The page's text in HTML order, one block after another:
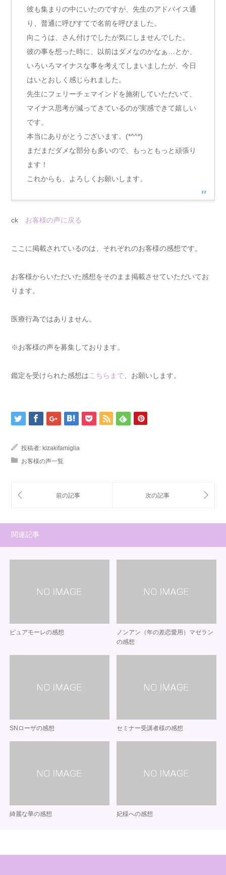
彼も集まりの中にいたのですが、先生のアドバイス通
り、普通に呼びすてで名前を呼びました。
向こうは、さん付けでしたが気にしませんでした。
彼の事を想った時に、以前はダメなのかなぁ…とか、
いろいろマイナスな事を考えてしまいましたが、今日
はいとおしく感じられました。
先生にフェリーチェマインドを施術していただいて、
マイナス思考が減ってきているのが実感できて嬉しい
です。
本当にありがとうございます。(*^^*)
まだまだダメな部分も多いので、もっともっと頑張り
ます！
これからも、よろしくお願いします。
ck お客様の声に戻る
ここに掲載されているのは、それぞれのお客様の感想です。
お客様からいただいた感想をそのまま掲載させていただいてお
ります。
医療行為ではありません。
※お客様の声を募集しております。
鑑定を受けられた感想は こちらまで 、お願いします。
投稿者: kizakifamiglia
お客様の声一覧
関連記事
ピュアモーレの感想
ノンアン（年の差恋愛用）マゼラン
の感想
SNローザの感想 セミナー受講者様の感想
綺麗な華の感想 妃様への感想